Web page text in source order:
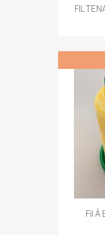
FIL
Fil